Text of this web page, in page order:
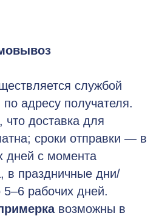
службой
адресу получателя.
что доставка для
сроки отправки — в
дней с момента
в праздничные дни/
рабочих дней.
возможны в